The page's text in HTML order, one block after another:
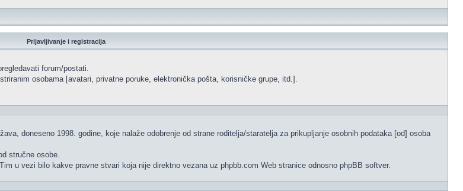
Prijavljivanje i registracija
forum/postati.
osobama [avatari, privatne poruke, elektronička pošta, korisničke grupe, itd.].
doneseno 1998. godine, koje nalaže odobrenje od strane roditelja/staratelja za prikupljanje osobnih podataka [od] osoba
stručne osobe.
u vezi bilo kakve pravne stvari koja nije direktno vezana uz phpbb.com Web stranice odnosno phpBB softver.